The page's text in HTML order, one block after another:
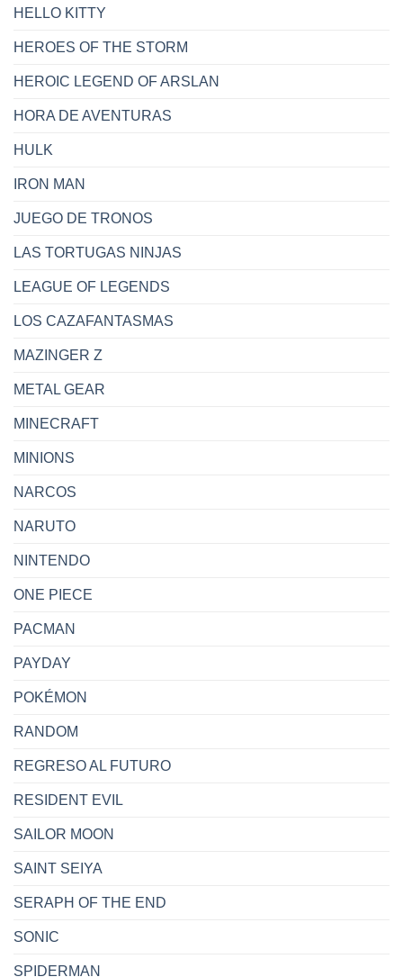
HELLO KITTY
HEROES OF THE STORM
HEROIC LEGEND OF ARSLAN
HORA DE AVENTURAS
HULK
IRON MAN
JUEGO DE TRONOS
LAS TORTUGAS NINJAS
LEAGUE OF LEGENDS
LOS CAZAFANTASMAS
MAZINGER Z
METAL GEAR
MINECRAFT
MINIONS
NARCOS
NARUTO
NINTENDO
ONE PIECE
PACMAN
PAYDAY
POKÉMON
RANDOM
REGRESO AL FUTURO
RESIDENT EVIL
SAILOR MOON
SAINT SEIYA
SERAPH OF THE END
SONIC
SPIDERMAN